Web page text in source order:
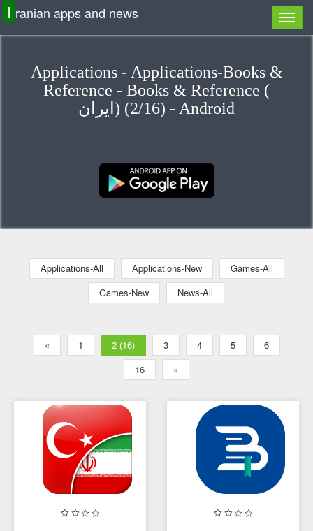
I ranian apps and news
Applications - Applications-Books &
Reference - Books & Reference (
ایران) (2/16) - Android
Applications-All Applications-New
Games-All
Games-New
News-All
« 1 2 (16) 3 4 5
6
16
»